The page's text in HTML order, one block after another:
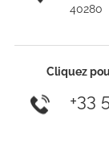
40280
Cliquez
+33